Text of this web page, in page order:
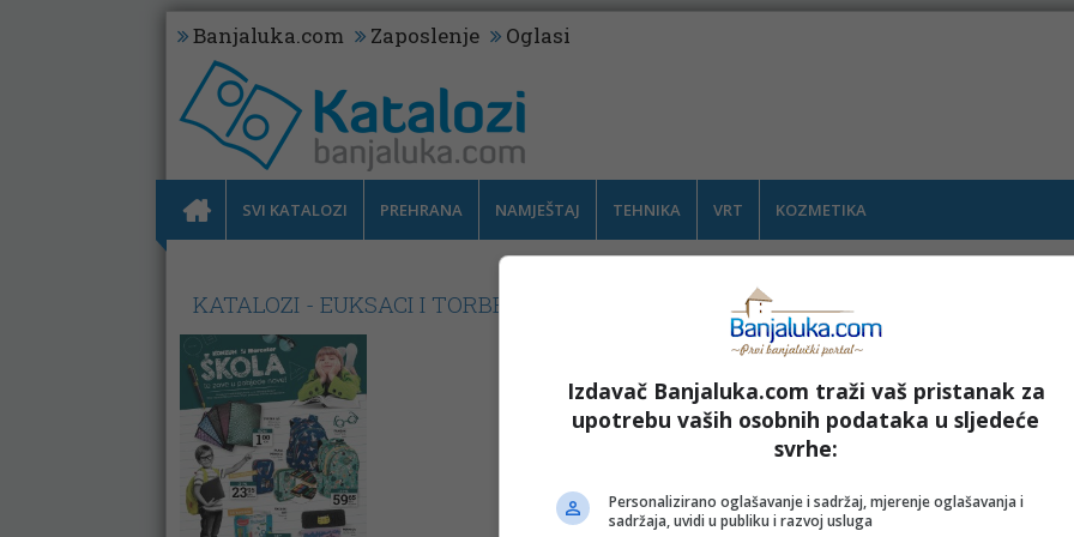
Banjaluka.com Zaposlenje Oglasi
SVI KATALOZI PREHRANA NAMJEŠTAJ TEHNIKA VRT KOZMETIKA
KATALOZI - EUKSACI I TORBE
Izdavač Banjaluka.com traži vaš pristanak za
upotrebu vaših osobnih podataka u sljedeće
svrhe:
Personalizirano oglašavanje i sadržaj, mjerenje oglašavanja i
sadržaja, uvidi u publiku i razvoj usluga